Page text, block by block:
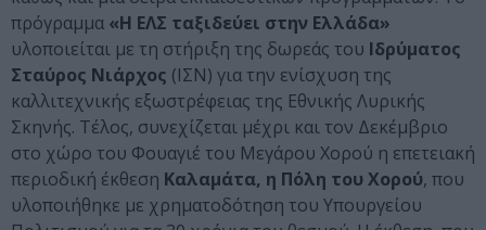
πρόγραμμα «Η ΕΛΣ ταξιδεύει στην Ελλάδα»
υλοποιείται με τη στήριξη της δωρεάς του Ιδρύματος
Σταύρος Νιάρχος (ΙΣΝ) για την ενίσχυση της
καλλιτεχνικής εξωστρέφειας της Εθνικής Λυρικής
Σκηνής. Τέλος, συνεχίζεται μέχρι και τον Δεκέμβριο
στο χώρο του Φουαγιέ του Μεγάρου Χορού η επετειακή
περιοδική έκθεση Καλαμάτα, η Πόλη του Χορού, που
υλοποιήθηκε με χρηματοδότηση του Υπουργείου